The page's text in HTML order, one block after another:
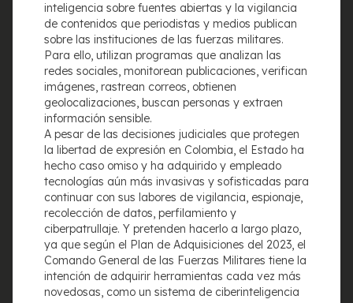
Atención de casos
Pronunciamientos
Cifras
Investigaciones
Formación
Publicaciones
Sobre la FLIP
Contáctanos
Teléfono (+57 1) 4788383
Correo información general
info@flip.org.co
Facturación electrónica
asistente.administrativo@flip.org.co con copia a
administracion@flip.org.co
inteligencia sobre fuentes abiertas y la vigilancia
de contenidos que periodistas y medios publican
sobre las instituciones de las fuerzas militares.
Para ello, utilizan programas que analizan las
redes sociales, monitorean publicaciones, verifican
imágenes, rastrean correos, obtienen
geolocalizaciones, buscan personas y extraen
información sensible.
A pesar de las decisiones judiciales que protegen
la libertad de expresión en Colombia, el Estado ha
hecho caso omiso y ha adquirido y empleado
tecnologías aún más invasivas y sofisticadas para
continuar con sus labores de vigilancia, espionaje,
recolección de datos, perfilamiento y
ciberpatrullaje. Y pretenden hacerlo a largo plazo,
ya que según el Plan de Adquisiciones del 2023, el
Comando General de las Fuerzas Militares tiene la
intención de adquirir herramientas cada vez más
novedosas, como un sistema de ciberinteligencia